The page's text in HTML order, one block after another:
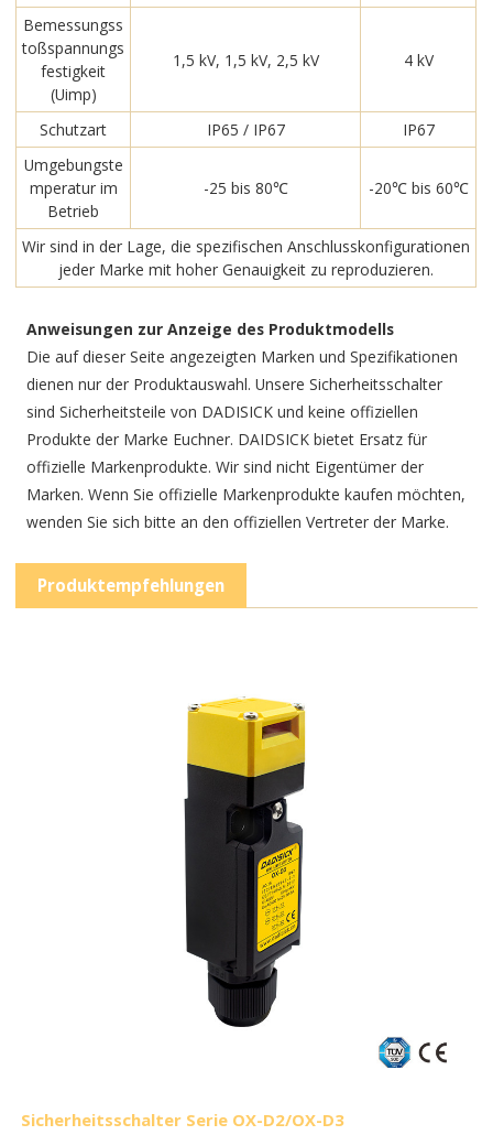
Bemessungss
toßspannungs
festigkeit
(Uimp)
1,5 kV, 1,5 kV, 2,5 kV 4 kV
Schutzart IP65 / IP67
IP67
Umgebungste
mperatur im
Betrieb
-25 bis 80℃ -20℃ bis 60℃
Wir sind in der Lage, die spezifischen Anschlusskonfigurationen
jeder Marke mit hoher Genauigkeit zu reproduzieren.
Anweisungen zur Anzeige des Produktmodells
Die auf dieser Seite angezeigten Marken und Spezifikationen
dienen nur der Produktauswahl. Unsere Sicherheitsschalter
sind Sicherheitsteile von DADISICK und keine offiziellen
Produkte der Marke Euchner. DAIDSICK bietet Ersatz für
offizielle Markenprodukte. Wir sind nicht Eigentümer der
Marken. Wenn Sie offizielle Markenprodukte kaufen möchten,
wenden Sie sich bitte an den offiziellen Vertreter der Marke.
Produktempfehlungen
Sicherheitsschalter Serie OX-D2/OX-D3